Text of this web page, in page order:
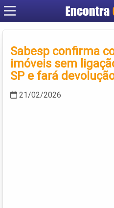
Encontra
Sabesp confirma
imóveis sem
SP e fará
21/02/2026